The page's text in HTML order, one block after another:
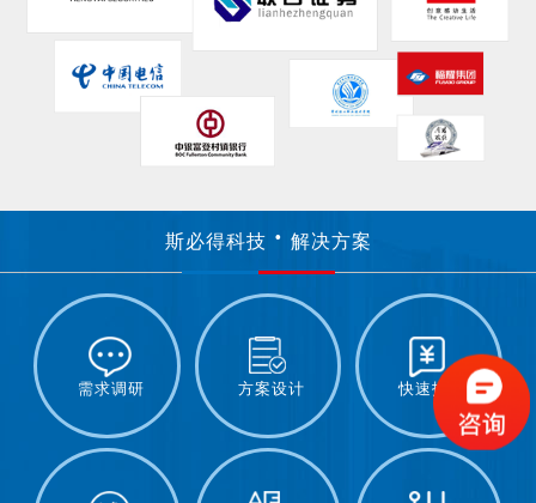
斯必得科技 解决方案
需求调研 方案设计 快速报价